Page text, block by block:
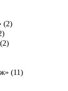
(2)
)
2)
(11)